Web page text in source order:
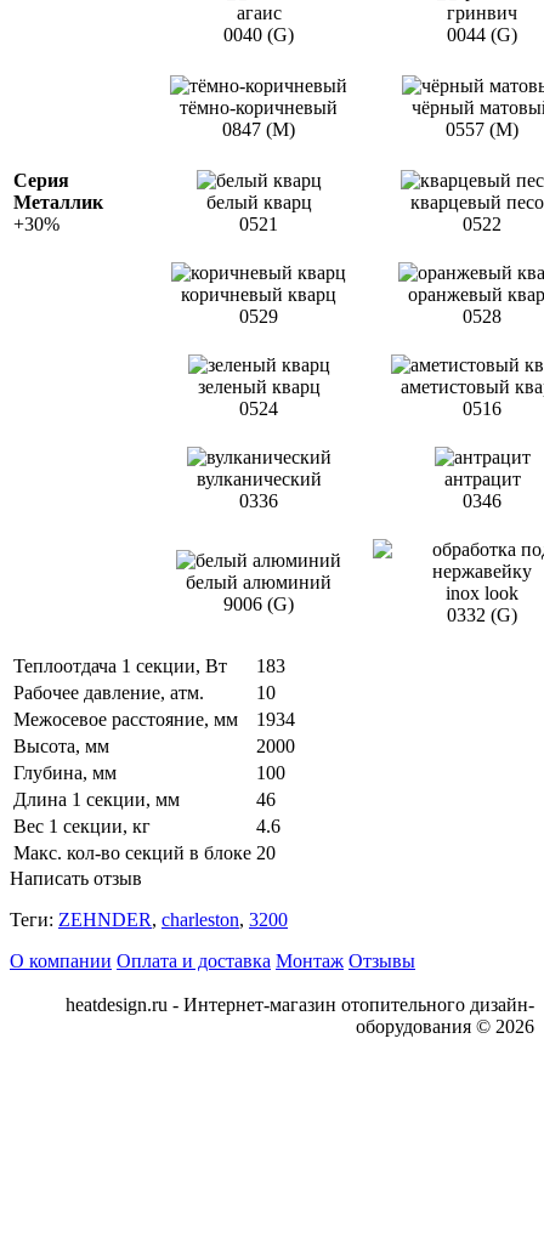
агаис
0040 (G)
гринвич
0044 (G)
тёмно-коричневый
0847 (М)
чёрный
0557 (М)
Серия
Металлик
+30%
белый кварц
0521
кварцевый
0522
коричневый кварц
0529
оранжевый
0528
зеленый кварц
0524
аметистовый
0516
вулканический
0336
антрацит
0346
белый алюминий
9006 (G)
inox look
0332 (G)
Теплоотдача 1 секции, Вт
183
Рабочее давление, атм.
10
Межосевое расстояние, мм
1934
Высота, мм
2000
Глубина, мм
100
Длина 1 секции, мм
46
Вес 1 секции, кг
4.6
Макс. кол-во секций в блоке 20
Написать отзыв
Теги: ZEHNDER, charleston, 3200
О компании Оплата и доставка Монтаж Отзывы
heatdesign.ru - Интернет-магазин отопительного дизайн-
оборудования © 2026